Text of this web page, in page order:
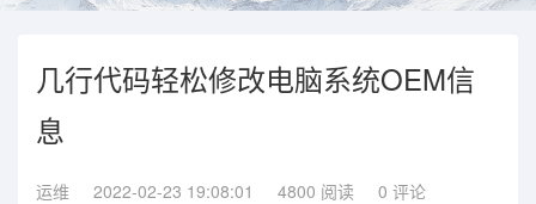
几行代码轻松修改电脑系统OEM信
息
运维 2022-02-23 19:08:01 4800 阅读 0 评论